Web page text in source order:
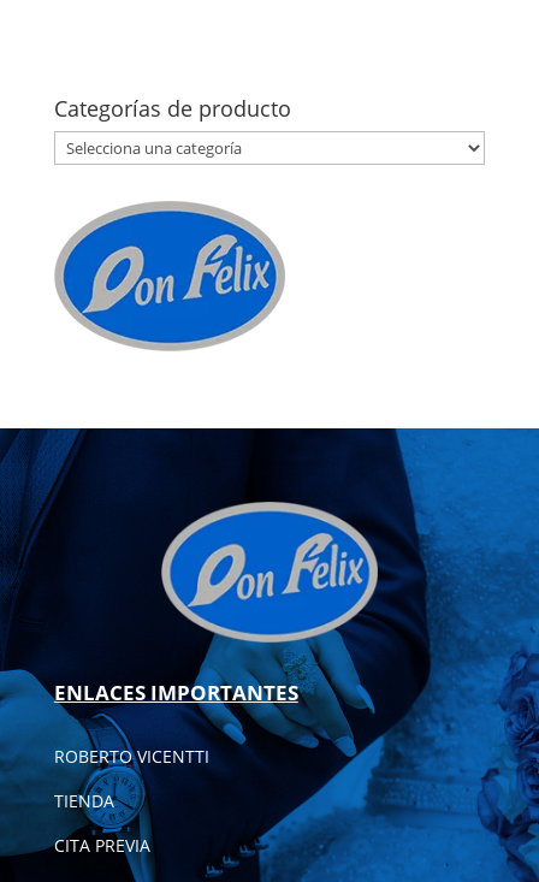
Categorías de producto
ENLACES IMPORTANTES
ROBERTO VICENTTI
TIENDA
CITA PREVIA